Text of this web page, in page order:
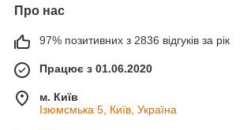
Про нас
97% позитивних з 2836 відгуків за рік
Працює з 01.06.2020
м. Київ
Ізюмсмька 5, Київ, Україна